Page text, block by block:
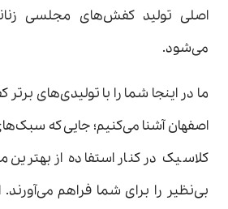
اصلی تولید کفش‌های مجلسی
می‌شود.
ما در اینجا شما را با تولیدی‌های
اصفهان آشنا می‌کنیم؛ جایی که
کلاسیک در کنار استفاده از بهترین
بی‌نظیر را برای شما فراهم